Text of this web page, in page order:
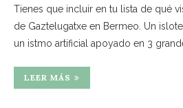
Tienes que incluir en tu lista de qué
de Gaztelugatxe en Bermeo. Un
un istmo artificial apoyado en 3
LEER MÁS